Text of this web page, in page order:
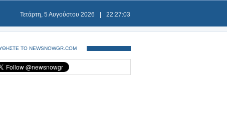
Τετάρτη, 5 Αυγούστου 2026 22:27:04
ΤΟ NEWSNOWGR.COM